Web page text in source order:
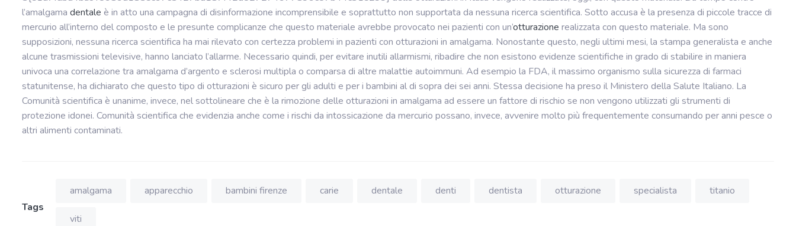
l’amalgama dentale è in atto una campagna di disinformazione incomprensibile e soprattutto non supportata da nessuna ricerca scientifica. Sotto accusa è la presenza di piccole tracce di
mercurio all’interno del composto e le presunte complicanze che questo materiale avrebbe provocato nei pazienti con un’otturazione realizzata con questo materiale. Ma sono
supposizioni, nessuna ricerca scientifica ha mai rilevato con certezza problemi in pazienti con otturazioni in amalgama. Nonostante questo, negli ultimi mesi, la stampa generalista e anche
alcune trasmissioni televisive, hanno lanciato l’allarme. Necessario quindi, per evitare inutili allarmismi, ribadire che non esistono evidenze scientifiche in grado di stabilire in maniera
univoca una correlazione tra amalgama d’argento e sclerosi multipla o comparsa di altre malattie autoimmuni. Ad esempio la FDA, il massimo organismo sulla sicurezza di farmaci
statunitense, ha dichiarato che questo tipo di otturazioni è sicuro per gli adulti e per i bambini al di sopra dei sei anni. Stessa decisione ha preso il Ministero della Salute Italiano. La
Comunità scientifica è unanime, invece, nel sottolineare che è la rimozione delle otturazioni in amalgama ad essere un fattore di rischio se non vengono utilizzati gli strumenti di
protezione idonei. Comunità scientifica che evidenzia anche come i rischi da intossicazione da mercurio possano, invece, avvenire molto più frequentemente consumando per anni pesce o
altri alimenti contaminati.
Tags
amalgama apparecchio bambini firenze carie dentale denti dentista otturazione specialista titanio
viti